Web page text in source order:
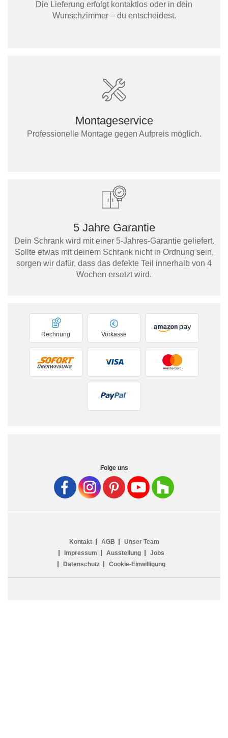
Die Lieferung erfolgt kontaktlos oder in dein
Wunschzimmer – du entscheidest.
Montageservice
Professionelle Montage gegen Aufpreis möglich.
5 Jahre Garantie
Dein Schrank wird mit einer 5-Jahres-Garantie geliefert.
Sollte etwas mit deinem Schrank nicht in Ordnung sein,
sorgen wir dafür, dass das defekte Teil innerhalb von 4
Wochen ersetzt wird.
Vorkasse
Rechnung
Folge uns
Kontakt AGB
Unser Team
Impressum
Ausstellung
Jobs
Datenschutz
Cookie-Einwilligung